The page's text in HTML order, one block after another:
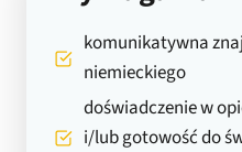
komunikatywna
niemieckiego
doświadczenie w
i/lub gotowość do